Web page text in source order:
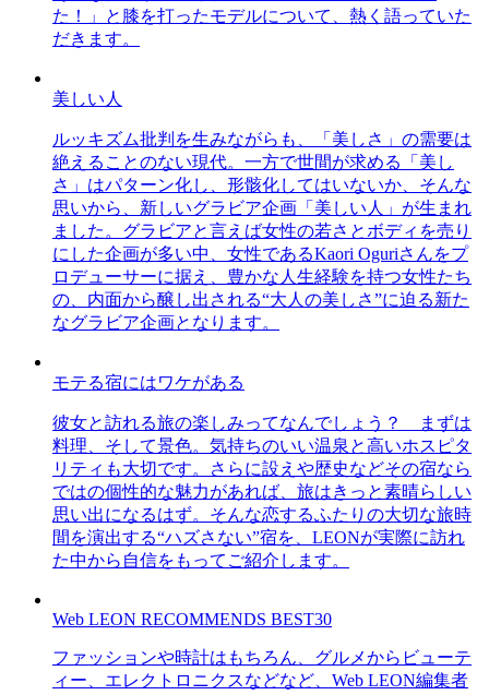
た！」と膝を打ったモデルについて、熱く語っていた
だきます。
美しい人
ルッキズム批判を生みながらも、「美しさ」の需要は
絶えることのない現代。一方で世間が求める「美し
さ」はパターン化し、形骸化してはいないか、そんな
思いから、新しいグラビア企画「美しい人」が生まれ
ました。グラビアと言えば女性の若さとボディを売り
にした企画が多い中、女性であるKaori Oguriさんをプ
ロデューサーに据え、豊かな人生経験を持つ女性たち
の、内面から醸し出される“大人の美しさ”に迫る新た
なグラビア企画となります。
モテる宿にはワケがある
彼女と訪れる旅の楽しみってなんでしょう？ まずは
料理、そして景色。気持ちのいい温泉と高いホスピタ
リティも大切です。さらに設えや歴史などその宿なら
ではの個性的な魅力があれば、旅はきっと素晴らしい
思い出になるはず。そんな恋するふたりの大切な旅時
間を演出する“ハズさない”宿を、LEONが実際に訪れ
た中から自信をもってご紹介します。
Web LEON RECOMMENDS BEST30
ファッションや時計はもちろん、グルメからビューテ
ィー、エレクトロニクスなどなど、Web LEON編集者